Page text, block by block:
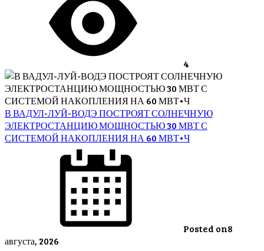
4
В ВАДУЛ-ЛУЙ-ВОДЭ ПОСТРОЯТ СОЛНЕЧНУЮ
ЭЛЕКТРОСТАНЦИЮ МОЩНОСТЬЮ 30 МВТ С
СИСТЕМОЙ НАКОПЛЕНИЯ НА 60 МВТ•Ч
Posted on8
августа, 2026